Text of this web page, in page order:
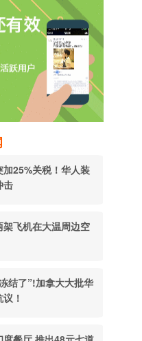
加25%关税！华人装
击
架飞机在大温周边空
结了”!加拿大大批华
！